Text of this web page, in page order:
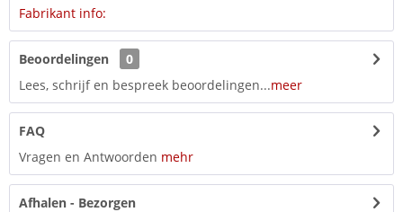
Fabrikant info:
Beoordelingen
0
Lees, schrijf en bespreek beoordelingen...meer
FAQ
Vragen en Antwoorden mehr
Afhalen - Bezorgen